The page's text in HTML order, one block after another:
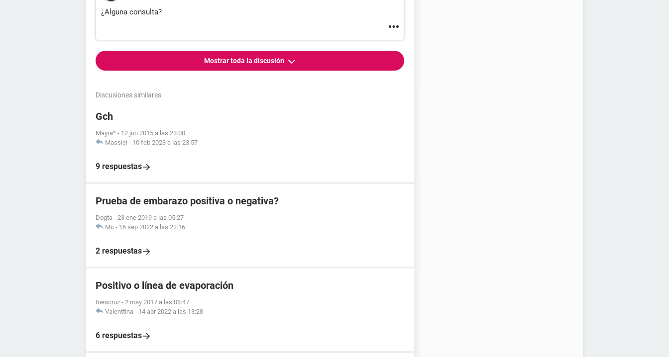
¿Alguna consulta?
Mostrar toda la discusión
Discusiones similares
Gch
Mayra* - 12 jun 2015 a las 23:00
Massiel - 10 feb 2023 a las 23:57
9 respuestas
Prueba de embarazo positiva o negativa?
Dogta - 23 ene 2019 a las 05:27
Mc - 16 sep 2022 a las 22:16
2 respuestas
Positivo o línea de evaporación
Inescruz - 2 may 2017 a las 08:47
Valenttina - 14 abr 2022 a las 13:28
6 respuestas